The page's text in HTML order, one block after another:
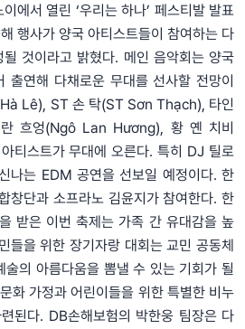
에서 열린 ‘우리는 하나’ 페스티발 발표
행사가 양국 아티스트들이 참여하는 다
것이라고 밝혔다. 메인 음악회는 양국
출연해 다채로운 무대를 선사할 전망이
Lê), ST 손 탁(ST Sơn Thạch), 타인
흐엉(Ngô Lan Hương), 황 옌 치비
티스트가 무대에 오른다. 특히 DJ 틸로
나는 EDM 공연을 선보일 예정이다. 한
창단과 소프라노 김윤지가 참여한다. 한
받은 이번 축제는 가족 간 유대감을 높
들을 위한 장기자랑 대회는 교민 공동체
의 아름다움을 뽐낼 수 있는 기회가 될
화 가정과 어린이들을 위한 특별한 비누
된다. DB손해보험의 박한웅 팀장은 다